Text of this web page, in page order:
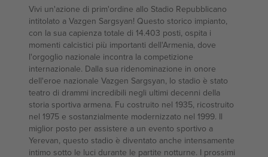
Vivi un'azione di prim'ordine allo Stadio Repubblicano
intitolato a Vazgen Sargsyan! Questo storico impianto,
con la sua capienza totale di 14.403 posti, ospita i
momenti calcistici più importanti dell'Armenia, dove
l'orgoglio nazionale incontra la competizione
internazionale. Dalla sua ridenominazione in onore
dell'eroe nazionale Vazgen Sargsyan, lo stadio è stato
teatro di drammi incredibili negli ultimi decenni della
storia sportiva armena. Fu costruito nel 1935, ricostruito
nel 1975 e sostanzialmente modernizzato nel 1999. Il
miglior posto per assistere a un evento sportivo a
Yerevan, questo stadio è diventato anche intensamente
intimo sotto le luci durante le partite notturne. I prossimi